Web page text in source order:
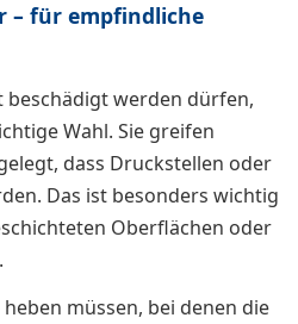
– für empfindliche
beschädigt werden dürfen,
Wahl. Sie greifen
dass Druckstellen oder
Das ist besonders wichtig
Oberflächen oder
heben müssen, bei denen die